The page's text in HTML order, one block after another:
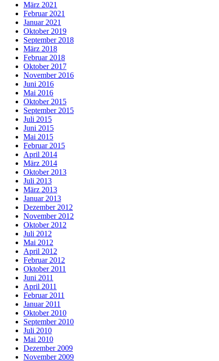
März 2021
Februar 2021
Januar 2021
Oktober 2019
September 2018
März 2018
Februar 2018
Oktober 2017
November 2016
Juni 2016
Mai 2016
Oktober 2015
September 2015
Juli 2015
Juni 2015
Mai 2015
Februar 2015
April 2014
März 2014
Oktober 2013
Juli 2013
März 2013
Januar 2013
Dezember 2012
November 2012
Oktober 2012
Juli 2012
Mai 2012
April 2012
Februar 2012
Oktober 2011
Juni 2011
April 2011
Februar 2011
Januar 2011
Oktober 2010
September 2010
Juli 2010
Mai 2010
Dezember 2009
November 2009